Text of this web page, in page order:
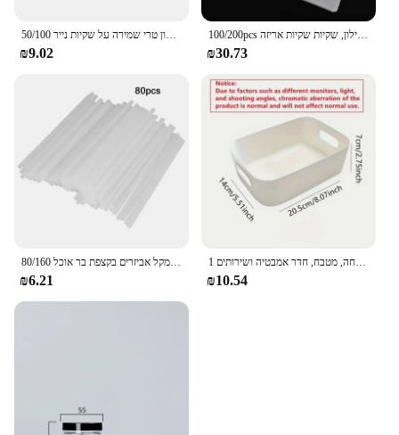
50/100 יח 'שקיות פלסטיק כיתה מזון משמרים טריים שקיות אחסון שקיות פירות מזון שקית אחסון טרי שמירה על שקיות נייר
₪9.02
100/200pcs שקוף דבק עצמי שקיות אופס פלסטיק צלופן שקיות מתנות תיק, שקית, שקית ניילון, שקיות שקיות אריזה
₪30.73
₪6.21
1 יח 'אחסון פלסטיק לבן, עם ידית-צעצוע רב תכליתי, משפחה, מטבח, חדר אמבטיה ושירותים
₪10.54